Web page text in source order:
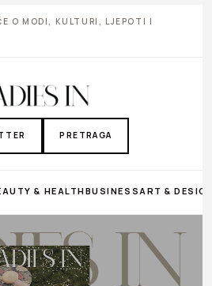
O MODI, KULTURI, LJEPOTI I
PRETRAGA
& HEALTHBUSINESS ART &